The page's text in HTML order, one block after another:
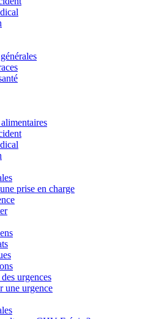
prise en charge
urgences
une urgence